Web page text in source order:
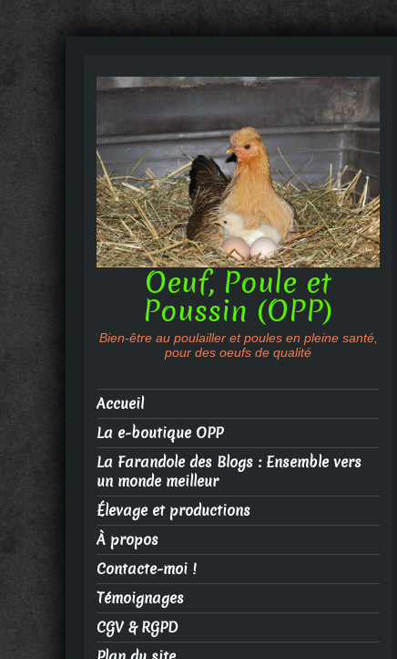
Oeuf, Poule et
Poussin (OPP)
Bien-être au poulailler et poules en pleine santé,
pour des oeufs de qualité
Accueil
La e-boutique OPP
La Farandole des Blogs : Ensemble vers
un monde meilleur
Élevage et productions
À propos
Contacte-moi !
Témoignages
CGV & RGPD